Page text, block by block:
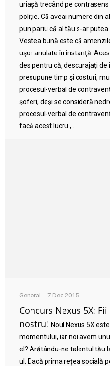
uriașă trecând pe
poliție. Că aveai numere din
pun pariu că al tău s-ar
Vestea bună este că
uşor anulate în instanţă.
des pentru că, descurajaţi de
presupune timp şi costuri,
procesul-verbal de
şoferi, deşi se consideră
procesul-verbal de
facă acest lucru.,...
General 7 Dec 2015
Concurs Nexus 5X:
nostru! Noul Nexus 5X
momentului, iar noi avem
el? Arătându-ne talentul tău
ul. Dacă prima rețea socială